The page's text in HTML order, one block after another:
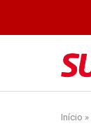
Início »